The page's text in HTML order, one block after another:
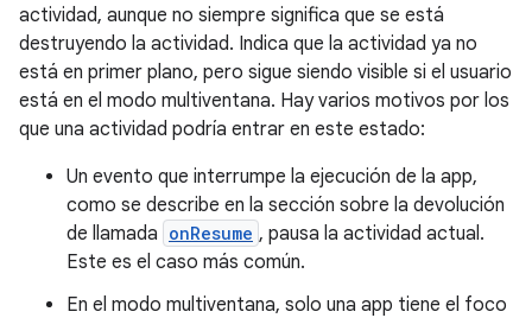
actividad, aunque no siempre significa que se está
destruyendo la actividad. Indica que la actividad ya no
está en primer plano, pero sigue siendo visible si el usuario
está en el modo multiventana. Hay varios motivos por los
que una actividad podría entrar en este estado:
Un evento que interrumpe la ejecución de la app,
como se describe en la sección sobre la devolución
de llamada onResume , pausa la actividad actual.
Este es el caso más común.
En el modo multiventana, solo una app tiene el foco